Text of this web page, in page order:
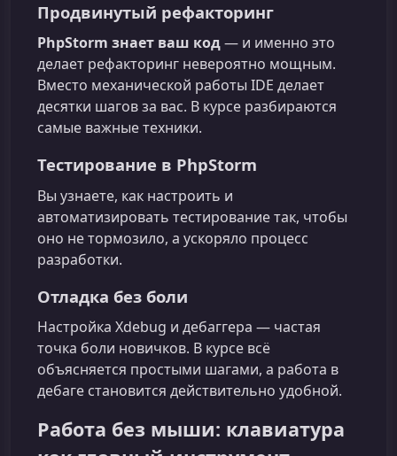
Продвинутый рефакторинг
PhpStorm знает ваш код— и именно это
делает рефакторинг невероятно мощным.
Вместо механической работы IDE делает
десятки шагов за вас. В курсе разбираются
самые важные техники.
Тестирование в PhpStorm
Вы узнаете, как настроить и
автоматизировать тестирование так, чтобы
оно не тормозило, а ускоряло процесс
разработки.
Отладка без боли
Настройка Xdebug и дебаггера — частая
точка боли новичков. В курсе всё
объясняется простыми шагами, а работа в
дебаге становится действительно удобной.
Работа без мыши: клавиатура